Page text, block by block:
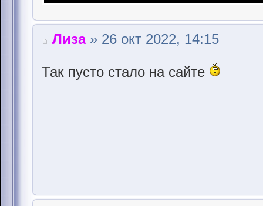
Лиза» 26 окт 2022, 14:15
Так пусто стало на сайте